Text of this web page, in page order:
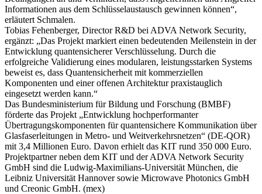
Informationen aus dem Schlüsselaustausch gewinnen können“,
erläutert Schmalen.
Tobias Fehenberger, Director R&D bei ADVA Network Security,
ergänzt: „Das Projekt markiert einen bedeutenden Meilenstein in der
Entwicklung quantensicherer Verschlüsselung. Durch die
erfolgreiche Validierung eines modularen, leistungsstarken Systems
beweist es, dass Quantensicherheit mit kommerziellen
Komponenten und einer offenen Architektur praxistauglich
eingesetzt werden kann.“
Das Bundesministerium für Bildung und Forschung (BMBF)
förderte das Projekt „Entwicklung hochperformanter
Übertragungskomponenten für quantensichere Kommunikation über
Glasfaserleitungen in Metro- und Weitverkehrsnetzen“ (DE-QOR)
mit 3,4 Millionen Euro. Davon erhielt das KIT rund 350 000 Euro.
Projektpartner neben dem KIT und der ADVA Network Security
GmbH sind die Ludwig-Maximilians-Universität München, die
Leibniz Universität Hannover sowie Microwave Photonics GmbH
und Creonic GmbH. (mex)